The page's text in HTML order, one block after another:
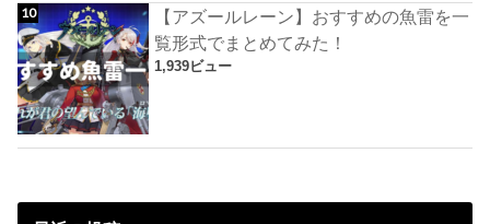
【アズールレーン】おすすめの魚雷を一
覧形式でまとめてみた！
1,939ビュー